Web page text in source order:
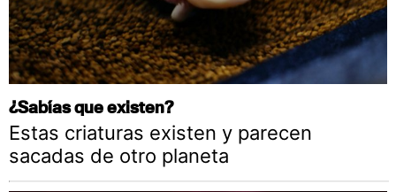
¿Sabías que existen?
Estas criaturas existen y parecen
sacadas de otro planeta